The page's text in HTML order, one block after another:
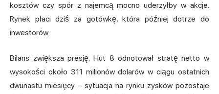
kosztów czy spór z najemcą mocno uderzyłby w akcje.
Rynek płaci dziś za gotówkę, która później dotrze do
inwestorów.
Bilans zwiększa presję. Hut 8 odnotował stratę netto w
wysokości około 311 milionów dolarów w ciągu ostatnich
dwunastu miesięcy – sytuacja na rynku zysków pozostaje